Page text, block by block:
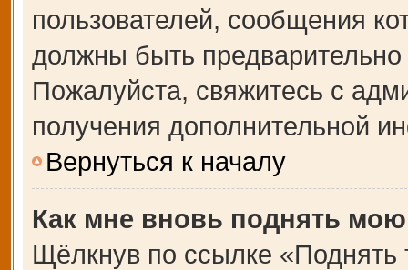
пользователей, сообщения
должны быть
Пожалуйста, свяжитесь с
получения дополнительной
Вернуться к началу
Как мне вновь поднять
Щёлкнув по ссылке